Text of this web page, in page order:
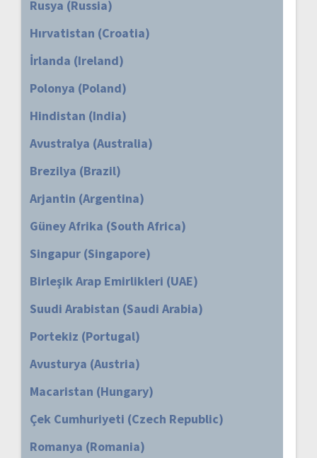
Rusya (Russia)
Hırvatistan (Croatia)
İrlanda (Ireland)
Polonya (Poland)
Hindistan (India)
Avustralya (Australia)
Brezilya (Brazil)
Arjantin (Argentina)
Güney Afrika (South Africa)
Singapur (Singapore)
Birleşik Arap Emirlikleri (UAE)
Suudi Arabistan (Saudi Arabia)
Portekiz (Portugal)
Avusturya (Austria)
Macaristan (Hungary)
Çek Cumhuriyeti (Czech Republic)
Romanya (Romania)